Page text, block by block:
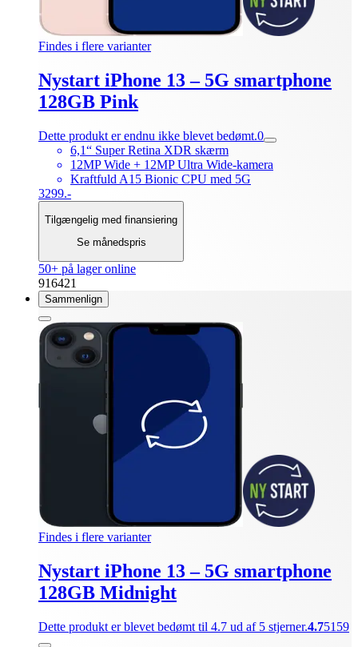
Findes i flere varianter
Nystart iPhone 13 – 5G smartphone
128GB Pink
Dette produkt er endnu ikke blevet bedømt.0
6,1“ Super Retina XDR skærm
12MP Wide + 12MP Ultra Wide-kamera
Kraftfuld A15 Bionic CPU med 5G
3299.-
Tilgængelig med finansiering
Se månedspris
50+ på lager online
916421
Sammenlign
Findes i flere varianter
Nystart iPhone 13 – 5G smartphone
128GB Midnight
Dette produkt er blevet bedømt til 4.7 ud af 5 stjerner.4.75159